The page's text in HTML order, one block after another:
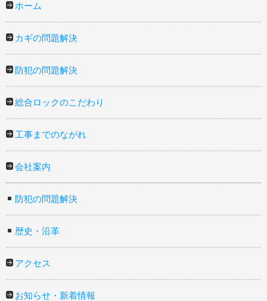
ホーム
カギの問題解決
防犯の問題解決
総合ロックのこだわり
工事までのながれ
会社案内
防犯の問題解決
歴史・沿革
アクセス
お知らせ・新着情報